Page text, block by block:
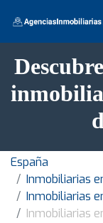
España
Inmobiliarias
Inmobiliarias
Inmobiliarias